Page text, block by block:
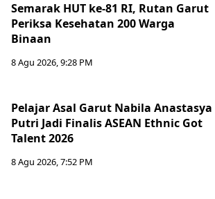
Semarak HUT ke-81 RI, Rutan Garut
Periksa Kesehatan 200 Warga
Binaan
8 Agu 2026, 9:28 PM
Pelajar Asal Garut Nabila Anastasya
Putri Jadi Finalis ASEAN Ethnic Got
Talent 2026
8 Agu 2026, 7:52 PM